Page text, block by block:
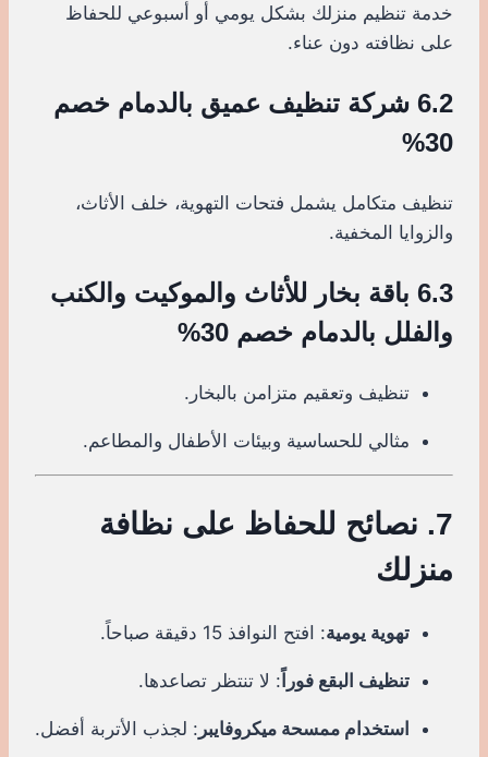
خدمة تنظيم منزلك بشكل يومي أو أسبوعي للحفاظ
على نظافته دون عناء.
6.2 شركة تنظيف عميق بالدمام خصم
30%
تنظيف متكامل يشمل فتحات التهوية، خلف الأثاث،
والزوايا المخفية.
6.3 باقة بخار للأثاث والموكيت والكنب
والفلل بالدمام خصم 30%
تنظيف وتعقيم متزامن بالبخار.
مثالي للحساسية وبيئات الأطفال والمطاعم.
7. نصائح للحفاظ على نظافة
منزلك
تهوية يومية: افتح النوافذ 15 دقيقة صباحاً.
تنظيف البقع فوراً : لا تنتظر تصاعدها.
استخدام ممسحة ميكروفايبر : لجذب الأتربة أفضل.